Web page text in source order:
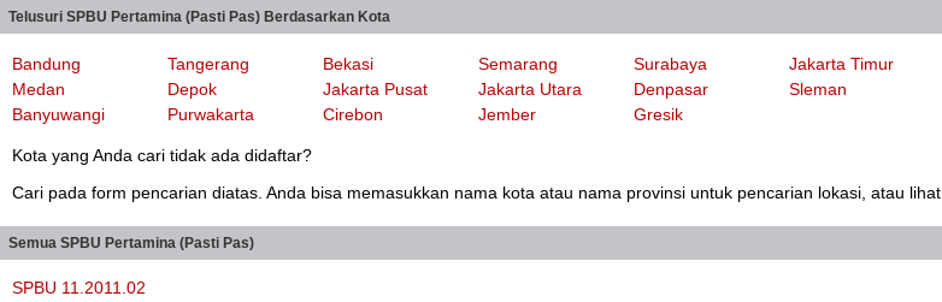
Telusuri SPBU Pertamina (Pasti Pas) Berdasarkan Kota
Bandung Tangerang Bekasi Semarang Surabaya Jakarta Timur
Medan
Depok Jakarta Pusat Jakarta Utara Denpasar Sleman
Banyuwangi
Purwakarta Cirebon Jember Gresik
Kota yang Anda cari tidak ada didaftar?
Cari pada form pencarian diatas. Anda bisa memasukkan nama kota atau nama provinsi untuk pencarian lokasi, atau lihat
Semua SPBU Pertamina (Pasti Pas)
SPBU 11.2011.02